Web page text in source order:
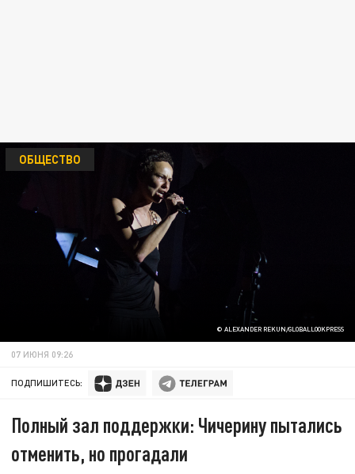
© ALEXANDER REKUN/GLOBALLOOKPRESS
ОБЩЕСТВО
07 ИЮНЯ 09:26
ПОДПИШИТЕСЬ:
Полный зал поддержки: Чичерину пытались
отменить, но прогадали